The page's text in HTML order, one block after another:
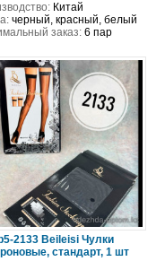
Китай
черный, красный, белый
заказ:6 пар
b5-2133 Beileisi Чулки
стандарт, 1 шт